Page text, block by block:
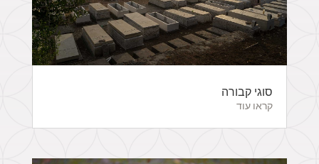
סוגי קבורה
קראו עוד